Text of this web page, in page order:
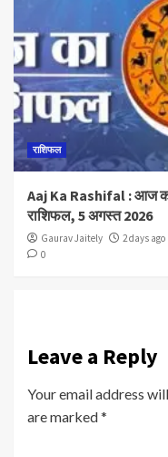
राशिफल
Aaj Ka Rashifal : आज
राशिफल, 5 अगस्त 2026
Gaurav Jaitely
2 days ago
0
Leave a Reply
Your email address
are marked*